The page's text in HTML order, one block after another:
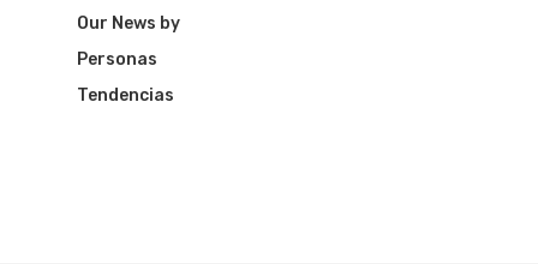
Our News by
Personas
Tendencias